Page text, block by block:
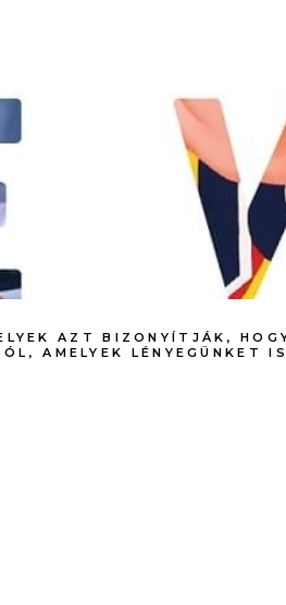
AZT BIZONYÍTJÁK,
AMELYEK LÉNYEGÜNKET